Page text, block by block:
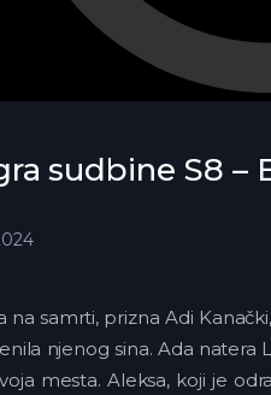
sudbine S8 –
na samrti, prizna Adi
njenog sina. Ada natera
mesta. Aleksa, koji je